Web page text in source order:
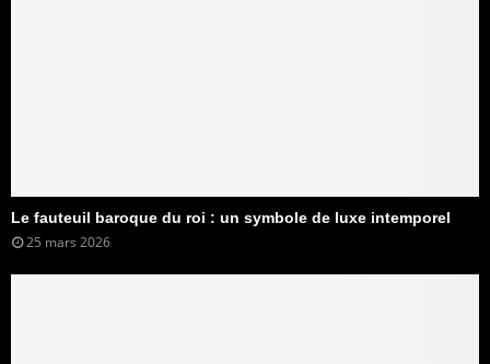
Le fauteuil baroque du roi : un symbole de luxe intemporel
25 mars 2026